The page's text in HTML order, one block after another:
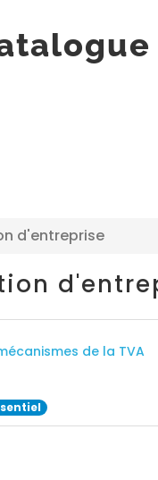
d'entreprise
de la TVA